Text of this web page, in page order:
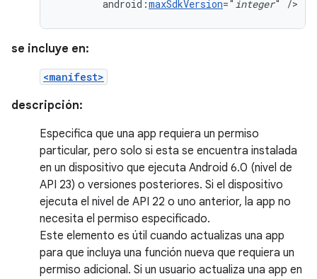
android:maxSdkVersion=" integer" />
se incluye en:
<manifest>
descripción:
Especifica que una app requiera un permiso
particular, pero solo si esta se encuentra instalada
en un dispositivo que ejecuta Android 6.0 (nivel de
API 23) o versiones posteriores. Si el dispositivo
ejecuta el nivel de API 22 o uno anterior, la app no
necesita el permiso especificado.
Este elemento es útil cuando actualizas una app
para que incluya una función nueva que requiera un
permiso adicional. Si un usuario actualiza una app en